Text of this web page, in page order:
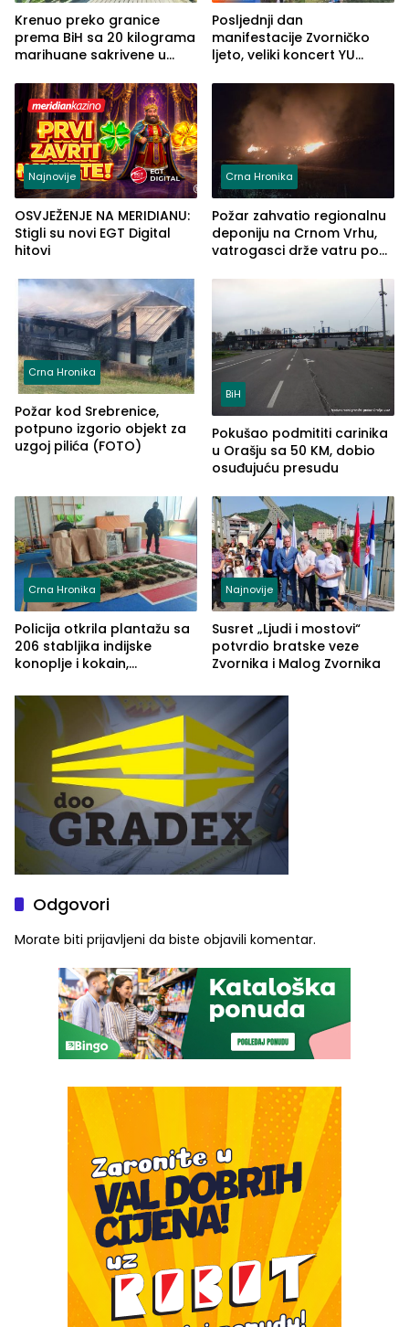
Krenuo preko granice
prema BiH sa 20 kilograma
marihuane sakrivene u
Posljednji dan
manifestacije Zvorničko
ljeto, veliki koncert YU
ove godine
Najnovije
OSVJEŽENJE NA MERIDIANU:
Stigli su novi EGT Digital
hitovi
Crna Hronika
Požar zahvatio regionalnu
deponiju na Crnom Vrhu,
vatrogasci drže vatru pod
Crna Hronika
Požar kod Srebrenice,
potpuno izgorio objekt za
uzgoj pilića (FOTO)
BiH
Pokušao podmititi carinika
u Orašju sa 50 KM, dobio
osuđujuću presudu
Crna Hronika
Policija otkrila plantažu sa
206 stabljika indijske
konoplje i kokain,
(FOTO)
Najnovije
Susret „Ljudi i mostovi“
potvrdio bratske veze
Zvornika i Malog Zvornika
Odgovori
Morate biti prijavljeni da biste objavili komentar.